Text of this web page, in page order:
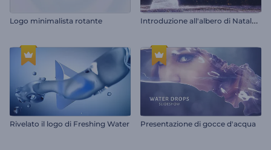
Logo minimalista rotante I
ntroduzione all'albero di Natale scintillante
Rivelato il logo di Freshing Water Presentazione di gocce d'acqua